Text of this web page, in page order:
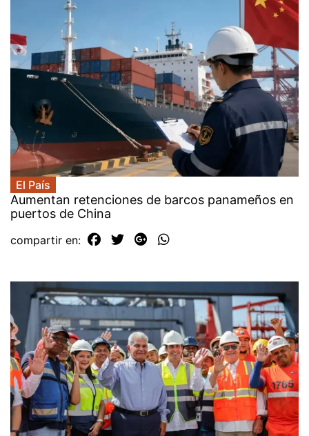
El País
Aumentan retenciones de barcos panameños en
puertos de China
compartir en: